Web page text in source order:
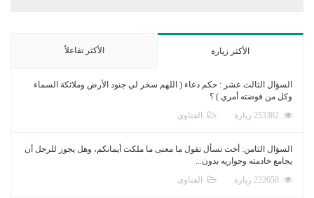
الأكثر زيارة الأكثر تفاعلاً
السؤال الثالث عشر : حكم دعاء ( اللهم سخر لي جنود الأرض وملائكة السماء
وكل من فوضته أمري ) ؟
الفتاوى
السؤال الثامن: أخت تسأل تقول ما معنى ما ملكت أيمانكم، وهل يجوز للرجل أن
يجامع خادمته وجواريه بدون...
الفتاوى